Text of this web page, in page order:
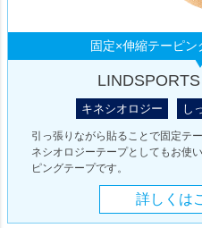
固定×伸縮テーピン
キネシオロジー し
引っ張りながら貼ることで固定テ
ネシオロジーテープとしてもお使
ピングテープです。
詳しくは